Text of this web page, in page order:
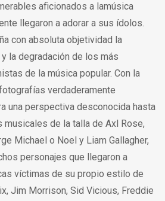
aficionados a lamúsica
llegaron a adorar a sus ídolos.
con absoluta objetividad la
la degradación de los más
de la música popular. Con la
verdaderamente
una perspectiva desconocida hasta
musicales de la talla de Axl Rose,
Michael o Noel y Liam Gallagher,
personajes que llegaron a
víctimas de su propio estilo de
Jim Morrison, Sid Vicious, Freddie